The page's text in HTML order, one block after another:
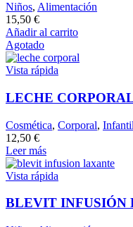
Niños, Alimentación
15,50 €
Añadir al carrito
Agotado
Vista rápida
LECHE
Cosmética, Corporal, Infantil
12,50 €
Leer más
Vista rápida
BLEVIT INFUSIÓN